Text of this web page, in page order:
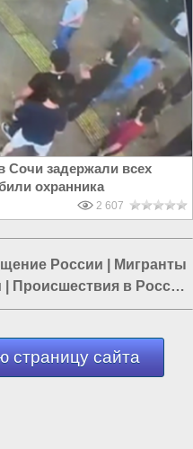
Сочи задержали всех
охранника
2 607
России
Мигранты
Происшествия в России
в России|Политика в
страницу сайта